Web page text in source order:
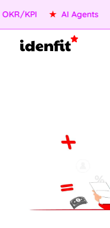
KPI ★ AI Agents ★